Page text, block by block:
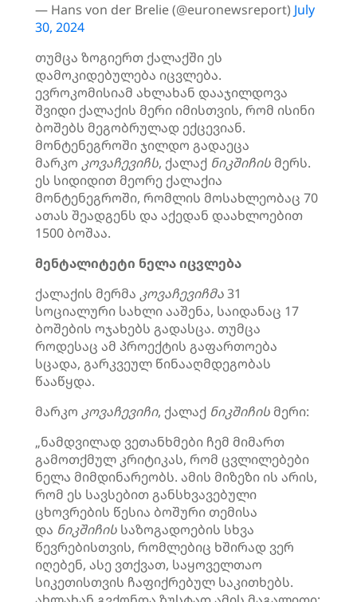
— Hans von der Brelie (@euronewsreport) July
30, 2024
თუმცა ზოგიერთ ქალაქში ეს
დამოკიდებულება იცვლება.
ევროკომისიამ ახლახან დააჯილდოვა
შვიდი ქალაქის მერი იმისთვის, რომ ისინი
ბოშებს მეგობრულად ექცევიან.
მონტენეგროში ჯილდო გადაეცა
მარკო კოვაჩევიჩს, ქალაქ ნიკშიჩის მერს.
ეს სიდიდით მეორე ქალაქია
მონტენეგროში, რომლის მოსახლეობაც 70
ათას შეადგენს და აქედან დაახლოებით
1500 ბოშაა.
მენტალიტეტი ნელა იცვლება
ქალაქის მერმა კოვაჩევიჩმა31
სოციალური სახლი ააშენა, საიდანაც 17
ბოშების ოჯახებს გადასცა. თუმცა
როდესაც ამ პროექტის გაფართოება
სცადა, გარკვეულ წინააღმდეგობას
წააწყდა.
მარკო კოვაჩევიჩი, ქალაქ ნიკშიჩის მერი:
„ნამდვილად ვეთანხმები ჩემ მიმართ
გამოთქმულ კრიტიკას, რომ ცვლილებები
ნელა მიმდინარეობს. ამის მიზეზი ის არის,
რომ ეს სავსებით განსხვავებული
ცხოვრების წესია ბოშური თემისა
და ნიკშიჩის საზოგადოების სხვა
წევრებისთვის, რომლებიც ხშირად ვერ
იღებენ, ასე ვთქვათ, საყოველთაო
სიკეთისთვის ჩაფიქრებულ საკითხებს.